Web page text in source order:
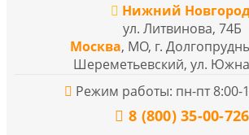
Нижний
ул. Литвинова, 74Б
Москва, МО, г.
Шереметьевский, ул.
Режим работы: пн-пт 8:00-
8 (800) 35-00-726